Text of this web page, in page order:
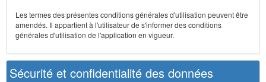
Les termes des présentes conditions générales d'utilisation peuvent être
amendés. Il appartient à l'utilisateur de s'informer des conditions
générales d'utilisation de l'application en vigueur.
Sécurité et confidentialité des données